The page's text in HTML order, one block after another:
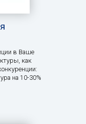
в Ваше
как
на 10-30%